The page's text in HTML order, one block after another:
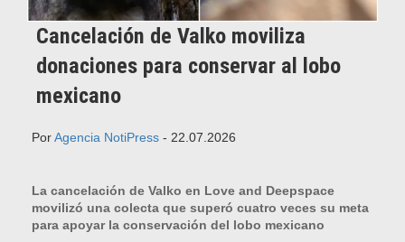
Cancelación de Valko moviliza
donaciones para conservar al lobo
mexicano
PorAgencia NotiPress - 22.07.2026
La cancelación de Valko en Love and Deepspace
movilizó una colecta que superó cuatro veces su meta
para apoyar la conservación del lobo mexicano